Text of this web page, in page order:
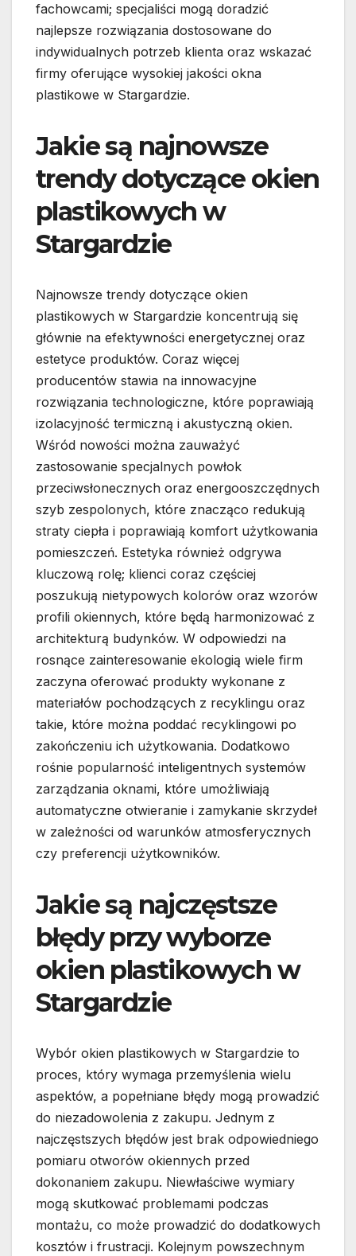
fachowcami; specjaliści mogą doradzić
najlepsze rozwiązania dostosowane do
indywidualnych potrzeb klienta oraz wskazać
firmy oferujące wysokiej jakości okna
plastikowe w Stargardzie.
Jakie są najnowsze
trendy dotyczące okien
plastikowych w
Stargardzie
Najnowsze trendy dotyczące okien
plastikowych w Stargardzie koncentrują się
głównie na efektywności energetycznej oraz
estetyce produktów. Coraz więcej
producentów stawia na innowacyjne
rozwiązania technologiczne, które poprawiają
izolacyjność termiczną i akustyczną okien.
Wśród nowości można zauważyć
zastosowanie specjalnych powłok
przeciwsłonecznych oraz energooszczędnych
szyb zespolonych, które znacząco redukują
straty ciepła i poprawiają komfort użytkowania
pomieszczeń. Estetyka również odgrywa
kluczową rolę; klienci coraz częściej
poszukują nietypowych kolorów oraz wzorów
profili okiennych, które będą harmonizować z
architekturą budynków. W odpowiedzi na
rosnące zainteresowanie ekologią wiele firm
zaczyna oferować produkty wykonane z
materiałów pochodzących z recyklingu oraz
takie, które można poddać recyklingowi po
zakończeniu ich użytkowania. Dodatkowo
rośnie popularność inteligentnych systemów
zarządzania oknami, które umożliwiają
automatyczne otwieranie i zamykanie skrzydeł
w zależności od warunków atmosferycznych
czy preferencji użytkowników.
Jakie są najczęstsze
błędy przy wyborze
okien plastikowych w
Stargardzie
Wybór okien plastikowych w Stargardzie to
proces, który wymaga przemyślenia wielu
aspektów, a popełniane błędy mogą prowadzić
do niezadowolenia z zakupu. Jednym z
najczęstszych błędów jest brak odpowiedniego
pomiaru otworów okiennych przed
dokonaniem zakupu. Niewłaściwe wymiary
mogą skutkować problemami podczas
montażu, co może prowadzić do dodatkowych
kosztów i frustracji. Kolejnym powszechnym